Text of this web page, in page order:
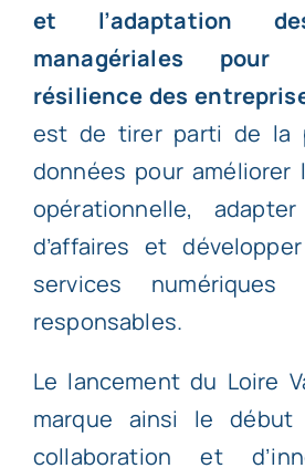
et l’adaptation
managériales
résilience des
est de tirer parti de la
données pour améliorer
opérationnelle,
d’affaires et
services
responsables.
Le lancement du Loire
marque ainsi le début
collaboration et